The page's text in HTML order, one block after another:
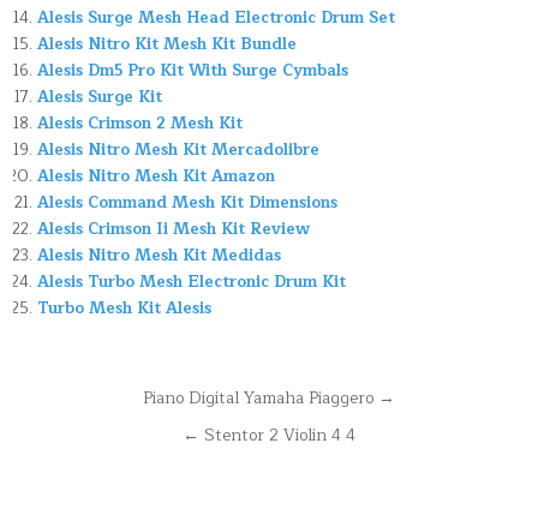
Alesis Surge Mesh Head Electronic Drum Set
Alesis Nitro Kit Mesh Kit Bundle
Alesis Dm5 Pro Kit With Surge Cymbals
Alesis Surge Kit
Alesis Crimson 2 Mesh Kit
Alesis Nitro Mesh Kit Mercadolibre
Alesis Nitro Mesh Kit Amazon
Alesis Command Mesh Kit Dimensions
Alesis Crimson Ii Mesh Kit Review
Alesis Nitro Mesh Kit Medidas
Alesis Turbo Mesh Electronic Drum Kit
Turbo Mesh Kit Alesis
NavegaciónPiano Digital Yamaha Piaggero →
← Stentor 2 Violin 4 4